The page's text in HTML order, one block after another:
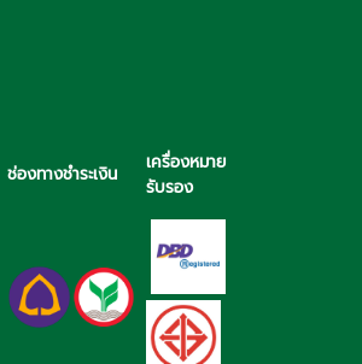
ช่องทางชำระเงิน
เครื่องหมาย
รับรอง